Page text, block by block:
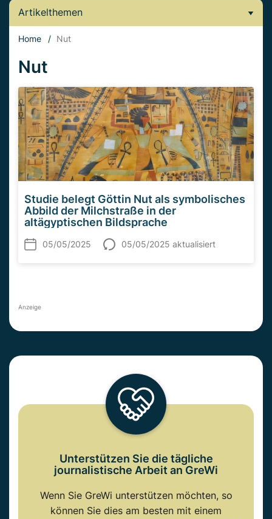
Artikelthemen
Home / Nut
Nut
Studie belegt Göttin Nut als symbolisches
Abbild der Milchstraße in der
altägyptischen Bildsprache
05/05/2025 05/05/2025 aktualisiert
Anzeige
Unterstützen Sie die tägliche
journalistische Arbeit an GreWi
Wenn Sie GreWi unterstützen möchten, so
können Sie dies am besten mit einem